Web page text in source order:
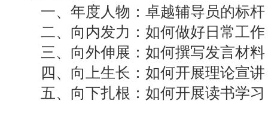
一、年度人物：卓越辅导员的标杆
二、向内发力：如何做好日常工作
三、向外伸展：如何撰写发言材料
四、向上生长：如何开展理论宣讲
五、向下扎根：如何开展读书学习